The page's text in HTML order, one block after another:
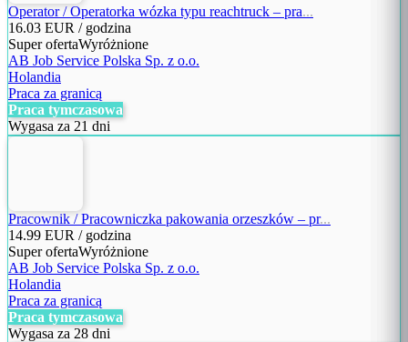
Operator / Operatorka wózka typu reachtruck – pra...
16.03 EUR / godzina
Super ofertaWyróżnione
AB Job Service Polska Sp. z o.o.
Holandia
Praca za granicą
Praca tymczasowa
Wygasa za 21 dni
Pracownik / Pracowniczka pakowania orzeszków – pr...
14.99 EUR / godzina
Super ofertaWyróżnione
AB Job Service Polska Sp. z o.o.
Holandia
Praca za granicą
Praca tymczasowa
Wygasa za 28 dni